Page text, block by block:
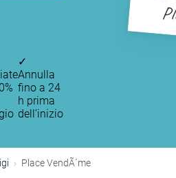
✓
Annulla
fino a 24
h prima
dell’inizio
Place VendÃ´me